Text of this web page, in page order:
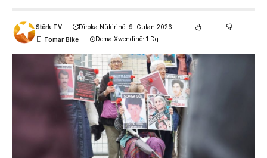
Stêrk TV
Dîroka Nûkirinê: 9. Gulan 2026
Dema Xwendinê: 1 Dq.